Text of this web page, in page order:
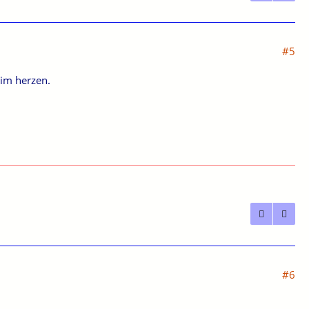
#5
herzen.
#6